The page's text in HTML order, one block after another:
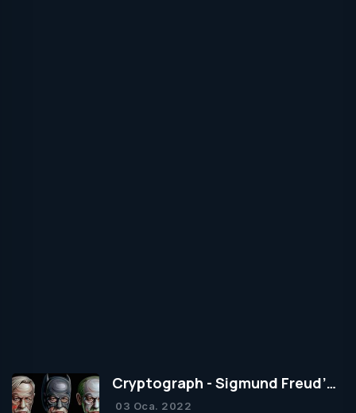
Cryptograph - Sigmund Freud’un
Yapısal Kuramı
03 Oca. 2022